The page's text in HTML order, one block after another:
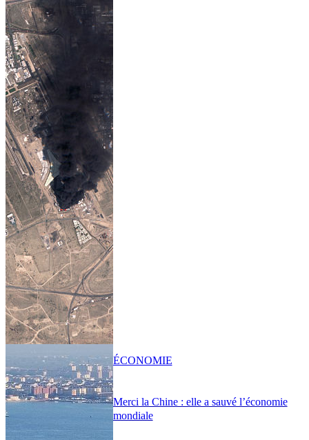
Merci la Chine : elle a sauvé l’économie
mondiale
ÉCONOMIE